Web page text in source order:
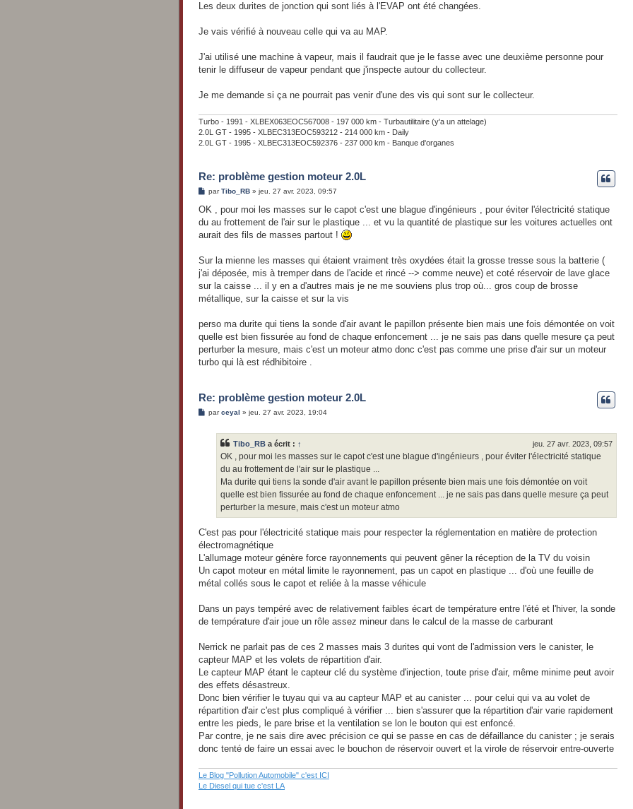
Les deux durites de jonction qui sont liés à l'EVAP ont été changées.
Je vais vérifié à nouveau celle qui va au MAP.
J'ai utilisé une machine à vapeur, mais il faudrait que je le fasse avec une deuxième personne pour
tenir le diffuseur de vapeur pendant que j'inspecte autour du collecteur.
Je me demande si ça ne pourrait pas venir d'une des vis qui sont sur le collecteur.
Turbo - 1991 - XLBEX063EOC567008 - 197 000 km - Turbautilitaire (y'a un attelage)
2.0L GT - 1995 - XLBEC313EOC593212 - 214 000 km - Daily
2.0L GT - 1995 - XLBEC313EOC592376 - 237 000 km - Banque d'organes
Re: problème gestion moteur 2.0L
M
s
a
g
parTibo_RB » jeu. 27 avr. 2023, 09:57
OK , pour moi les masses sur le capot c'est une blague d'ingénieurs , pour éviter l'électricité statique
du au frottement de l'air sur le plastique ... et vu la quantité de plastique sur les voitures actuelles ont
aurait des fils de masses partout !
Sur la mienne les masses qui étaient vraiment très oxydées était la grosse tresse sous la batterie (
j'ai déposée, mis à tremper dans de l'acide et rincé --> comme neuve) et coté réservoir de lave glace
sur la caisse ... il y en a d'autres mais je ne me souviens plus trop où... gros coup de brosse
métallique, sur la caisse et sur la vis
perso ma durite qui tiens la sonde d'air avant le papillon présente bien mais une fois démontée on voit
quelle est bien fissurée au fond de chaque enfoncement ... je ne sais pas dans quelle mesure ça peut
perturber la mesure, mais c'est un moteur atmo donc c'est pas comme une prise d'air sur un moteur
turbo qui là est rédhibitoire .
Re: problème gestion moteur 2.0L
Mparceyal » jeu. 27 avr. 2023, 19:04
Tibo_RB a écrit : ↑ jeu. 27 avr. 2023, 09:57
OK , pour moi les masses sur le capot c'est une blague d'ingénieurs , pour éviter l'électricité statique
du au frottement de l'air sur le plastique ...
Ma durite qui tiens la sonde d'air avant le papillon présente bien mais une fois démontée on voit
quelle est bien fissurée au fond de chaque enfoncement ... je ne sais pas dans quelle mesure ça peut
perturber la mesure, mais c'est un moteur atmo
C'est pas pour l'électricité statique mais pour respecter la réglementation en matière de protection
électromagnétique
L'allumage moteur génère force rayonnements qui peuvent gêner la réception de la TV du voisin
Un capot moteur en métal limite le rayonnement, pas un capot en plastique ... d'où une feuille de
métal collés sous le capot et reliée à la masse véhicule
Dans un pays tempéré avec de relativement faibles écart de température entre l'été et l'hiver, la sonde
de température d'air joue un rôle assez mineur dans le calcul de la masse de carburant
Nerrick ne parlait pas de ces 2 masses mais 3 durites qui vont de l'admission vers le canister, le
capteur MAP et les volets de répartition d'air.
Le capteur MAP étant le capteur clé du système d'injection, toute prise d'air, même minime peut avoir
des effets désastreux.
Donc bien vérifier le tuyau qui va au capteur MAP et au canister ... pour celui qui va au volet de
répartition d'air c'est plus compliqué à vérifier ... bien s'assurer que la répartition d'air varie rapidement
entre les pieds, le pare brise et la ventilation se lon le bouton qui est enfoncé.
Par contre, je ne sais dire avec précision ce qui se passe en cas de défaillance du canister ; je serais
donc tenté de faire un essai avec le bouchon de réservoir ouvert et la virole de réservoir entre-ouverte
Le Blog "Pollution Automobile" c'est ICI
Le Diesel qui tue c'est LA